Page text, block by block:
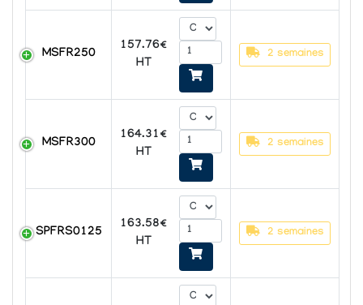
MSFR250
157.76€
HT
2 semaines
MSFR300
164.31€
HT
2 semaines
SPFRS0125
163.58€
HT
2 semaines